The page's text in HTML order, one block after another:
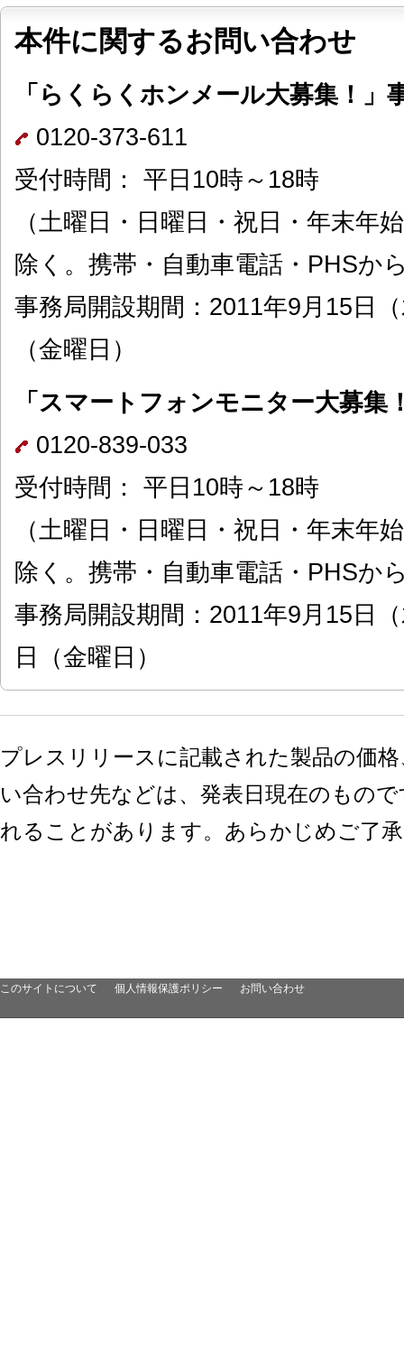
本件に関するお問い合わせ
「らくらくホンメール大募集！」
0120-373-611
受付時間： 平日10時～18時
（土曜日・日曜日・祝日・年末年
除く。携帯・自動車電話・PHSか
事務局開設期間：2011年9月15日
（金曜日）
「スマートフォンモニター大募集
0120-839-033
受付時間： 平日10時～18時
（土曜日・日曜日・祝日・年末年
除く。携帯・自動車電話・PHSか
事務局開設期間：2011年9月15日
日（金曜日）
プレスリリースに記載された製品の価
い合わせ先などは、発表日現在のもの
れることがあります。あらかじめご了
このサイトについて 個人情報保護ポリシー お問い合わせ